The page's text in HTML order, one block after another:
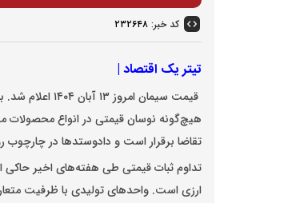
کد خبر: ۲۳۲۶۴۸
تیتر یک اقتصاد |
قیمت سیمان امروز ۱۳ آبان ۱۴۰۴ اعلام شد .
هیچ‌گونه نوسان قیمتی در انواع
تقاضا برقرار است و دادوستدها در چارچوب
تداوم ثبات قیمتی طی هفته‌های اخیر حاکی
ارزی است. واحدهای تولیدی با ظرفیت